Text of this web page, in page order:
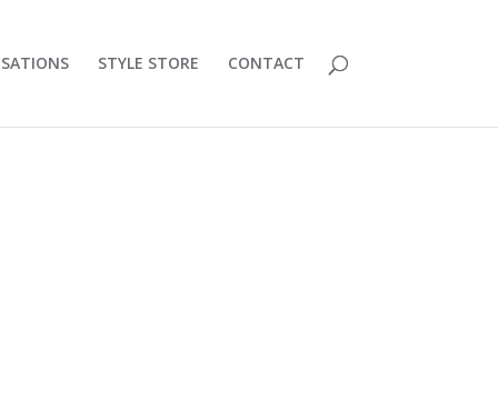
STYLE STORE CONTACT